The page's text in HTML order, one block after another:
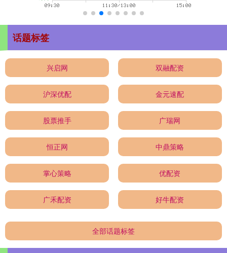
话题标签
兴启网 双融配资
沪深优配 金元速配
股票推手 广瑞网
恒正网 中鼎策略
掌心策略 优配资
广禾配资 好牛配资
全部话题标签